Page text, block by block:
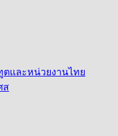
และหน่วยงานไทย
ส